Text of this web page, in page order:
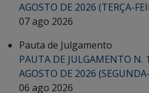
AGOSTO DE 2026 (TERÇA-
07 ago 2026
Pauta de Julgamento
PAUTA DE JULGAMENTO N.
AGOSTO DE 2026
06 ago 2026